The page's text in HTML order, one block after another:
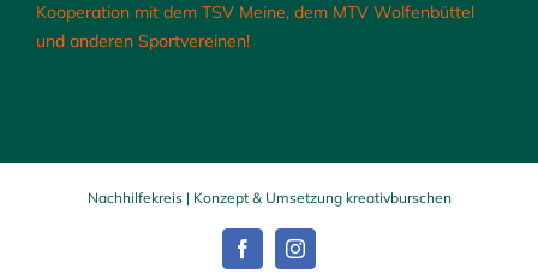
Kooperation mit dem TSV Meine, dem MTV Wolfenbüttel
und anderen Sportvereinen!
Nachhilfekreis | Konzept & Umsetzung kreativburschen
FacebookInstagram